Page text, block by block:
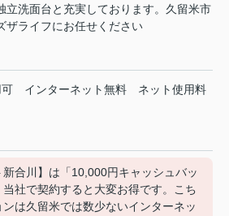
立洗面台と充実しております。久留米市
ザライフにお任せください
インターネット無料
ネット使用料
新合川】は「10,000円キャッシュバッ
当社で契約すると大変お得です。こち
ンは久留米では数少ないインターネッ